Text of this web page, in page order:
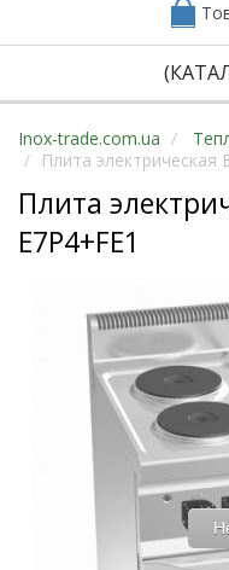
Inox-trade.com.ua
Плита электрическая
Плита
E7P4+FE1